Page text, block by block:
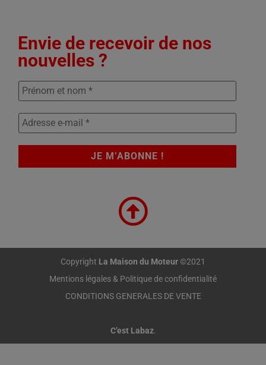
Envie de recevoir de nos
nouvelles ?
Copyright La Maison du Moteur©2021
Mentions légales & Politique de confidentialité
CONDITIONS GENERALES DE VENTE
C’est Labaz.